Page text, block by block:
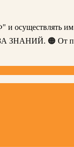
осуществлять им
ЗНАНИЙ. 🟠 От